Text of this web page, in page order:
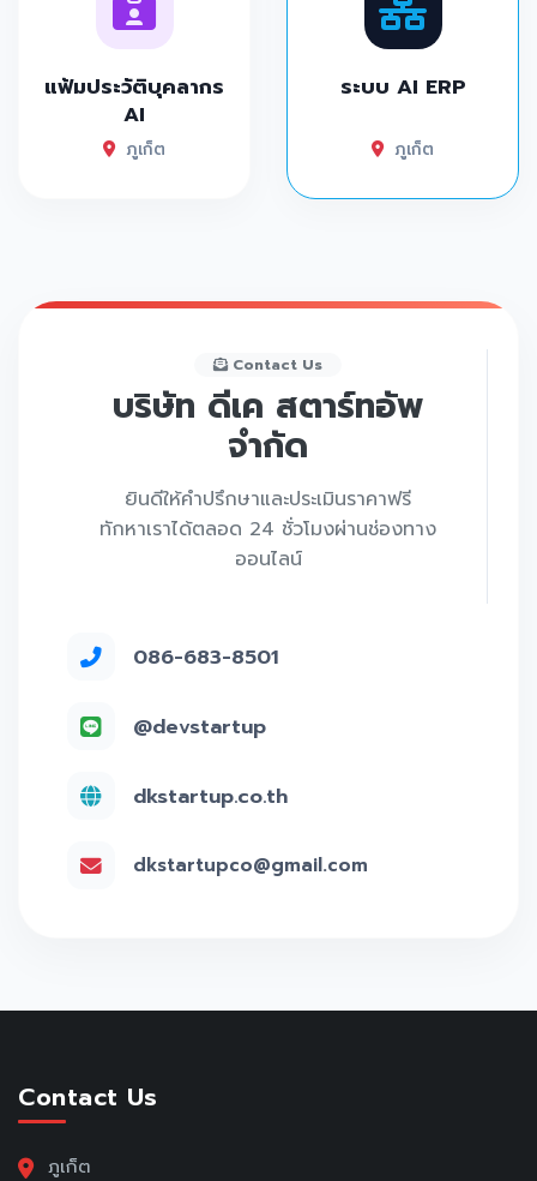
แฟ้มประวัติบุคลากร
AI
ภูเก็ต
ระบบ AI ERP
ภูเก็ต
Contact Us
บริษัท ดีเค สตาร์ทอัพ
จำกัด
ยินดีให้คำปรึกษาและประเมินราคาฟรี
ทักหาเราได้ตลอด 24 ชั่วโมงผ่านช่องทาง
ออนไลน์
086-683-8501
@devstartup
dkstartup.co.th
dkstartupco@gmail.com
Contact Us
ภูเก็ต